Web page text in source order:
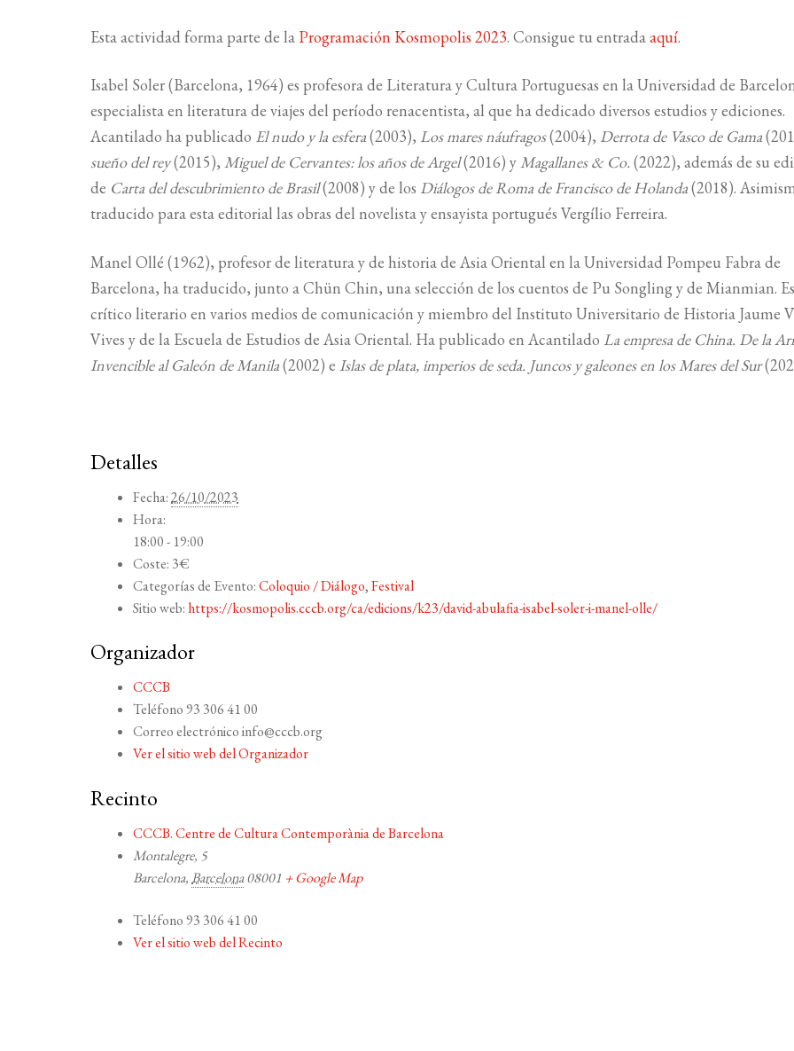
Esta actividad forma parte de la Programación Kosmopolis 2023. Consigue tu entradaaquí.
Isabel Soler (Barcelona, 1964) es profesora de Literatura y Cultura Portuguesas en la Universidad de
especialista en literatura de viajes del período renacentista, al que ha dedicado diversos estudios y ediciones.
Acantilado ha publicado El nudo y la esfera(2003), Los mares náufragos(2004), Derrota de Vasco de Gama
sueño del rey(2015),Miguel de Cervantes: los años de Argel(2016) yMagallanes & Co. (2022), además de su
de Carta del descubrimiento de Brasil(2008) y de los Diálogos de Roma de Francisco de Holanda(2018).
traducido para esta editorial las obras del novelista y ensayista portugués Vergílio Ferreira.
Manel Ollé (1962), profesor de literatura y de historia de Asia Oriental en la Universidad Pompeu Fabra de
Barcelona, ha traducido, junto a Chün Chin, una selección de los cuentos de Pu Songling y de Mianmian. Es
crítico literario en varios medios de comunicación y miembro del Instituto Universitario de Historia Jaume
Vives y de la Escuela de Estudios de Asia Oriental. Ha publicado en Acantilado La empresa de China. De la
Invencible al Galeón de Manila(2002) eIslas de plata, imperios de seda. Juncos y galeones en los Mares del Sur
Detalles
Fecha: 26/10/2023
Hora:
18:00 - 19:00
Coste: 3€
Categorías de Evento: Coloquio / Diálogo,Festival
Sitio web: https://kosmopolis.cccb.org/ca/edicions/k23/david-abulafia-isabel-soler-i-manel-olle/
Organizador
CCCB
Teléfono 93 306 41 00
Correo electrónicoinfo@cccb.org
Ver el sitio web del Organizador
Recinto
CCCB. Centre de Cultura Contemporània de Barcelona
Montalegre, 5
Barcelona, Barcelona08001 + Google Map
Teléfono 93 306 41 00
Ver el sitio web del Recinto